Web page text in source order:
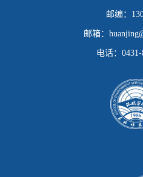
邮编：
邮箱：
电话：